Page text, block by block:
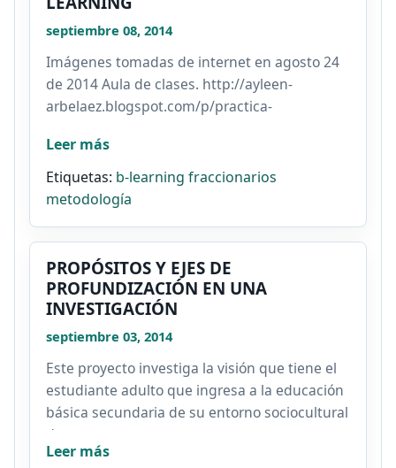
septiembre 08, 2014
Imágenes tomadas de internet en agosto 24
de 2014 Aula de clases. http://ayleen-
arbelaez.blogspot.com/p/practica-
Leer más
Etiquetas: b-learning fraccionarios
metodología
PROPÓSITOS Y EJES DE
PROFUNDIZACIÓN EN UNA
INVESTIGACIÓN
septiembre 03, 2014
Este proyecto investiga la visión que tiene el
estudiante adulto que ingresa a la educación
básica secundaria de su entorno sociocultural
durante...
Leer más